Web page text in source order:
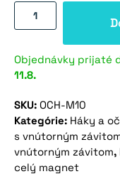
množstvo
Hák
závitom
M10
Objednávky prijaté
11.8.
SKU: OCH-M10
Kategórie: Háky a
s vnútorným
vnútorným závitom,
celý magnet